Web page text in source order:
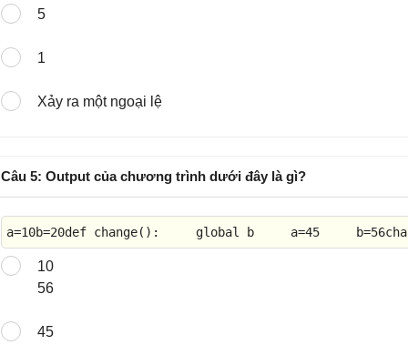
5
1
Xảy ra một ngoại lệ
Câu 5: Output của chương trình dưới đây là gì?
a=10b=20def change(): global b     a=45
10
56
45